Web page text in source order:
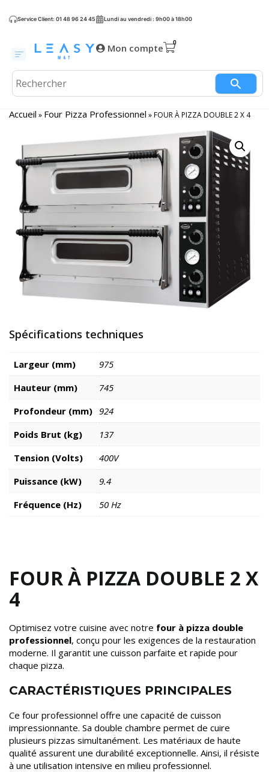
Service Client: 01 48 96 24 45 Lundi au vendredi : 9h00 à 18h00
Mon compte
Accueil » Four Pizza Professionnel »FOUR À PIZZA DOUBLE 2 X 4
Spécifications techniques
Largeur (mm)
975
Hauteur (mm)
745
Profondeur (mm) 924
Poids Brut (kg)
137
Tension (Volts)
400V
Puissance (kW)
9.4
Fréquence (Hz)
50 Hz
FOUR À PIZZA DOUBLE 2 X
4
Optimisez votre cuisine avec notre four à pizza double
professionnel, conçu pour les exigences de la restauration
moderne. Il garantit une cuisson parfaite et rapide pour
chaque pizza.
CARACTÉRISTIQUES PRINCIPALES
Ce four professionnel offre une capacité de cuisson
impressionnante. Sa double chambre permet de cuire
plusieurs pizzas simultanément. Les matériaux de haute
qualité assurent une durabilité exceptionnelle. Ainsi, il résiste
à une utilisation intensive en milieu professionnel.